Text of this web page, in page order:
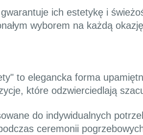
ich estetykę i
wyborem na każdą
to elegancka forma
które odzwierciedlają
do indywidualnych
ceremonii